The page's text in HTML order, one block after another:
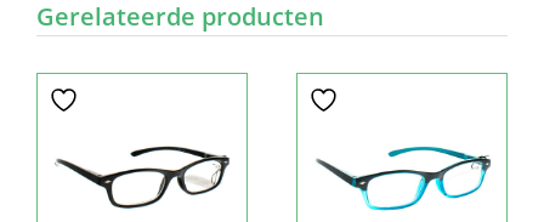
Gerelateerde producten